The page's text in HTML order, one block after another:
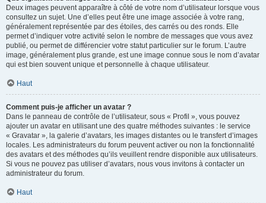
Deux images peuvent apparaître à côté de votre nom d’utilisateur lorsque vous
consultez un sujet. Une d’elles peut être une image associée à votre rang,
généralement représentée par des étoiles, des carrés ou des ronds. Elle
permet d’indiquer votre activité selon le nombre de messages que vous avez
publié, ou permet de différencier votre statut particulier sur le forum. L’autre
image, généralement plus grande, est une image connue sous le nom d’avatar
qui est bien souvent unique et personnelle à chaque utilisateur.
Haut
Comment puis-je afficher un avatar ?
Dans le panneau de contrôle de l’utilisateur, sous « Profil », vous pouvez
ajouter un avatar en utilisant une des quatre méthodes suivantes : le service
« Gravatar », la galerie d’avatars, les images distantes ou le transfert d’images
locales. Les administrateurs du forum peuvent activer ou non la fonctionnalité
des avatars et des méthodes qu’ils veuillent rendre disponible aux utilisateurs.
Si vous ne pouvez pas utiliser d’avatars, nous vous invitons à contacter un
administrateur du forum.
Haut